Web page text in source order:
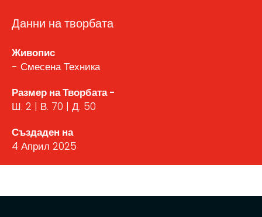
Данни на творбата
Живопис
- Смесена Техника
Размер на Творбата -
Ш. 2 | В. 70 | Д. 50
Създаден на
4 Април 2025